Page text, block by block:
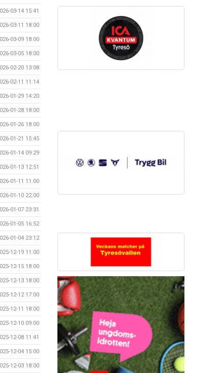
03-14 15:41
03-11 18:00
03-09 18:00
03-05 18:00
02-20 13:08
02-11 11:14
01-29 14:20
01-28 18:00
01-26 18:00
01-21 15:45
01-14 09:29
01-13 12:51
01-11 11:00
01-10 22:00
01-07 23:31
01-05 16:52
01-04 23:12
12-19 11:00
12-15 18:00
12-13 18:00
12-12 17:00
12-11 18:00
12-10 09:00
12-08 11:41
12-04 15:00
12-03 18:00